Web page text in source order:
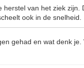
van het ziek
ook in de snelheid.
gehad en wat denk